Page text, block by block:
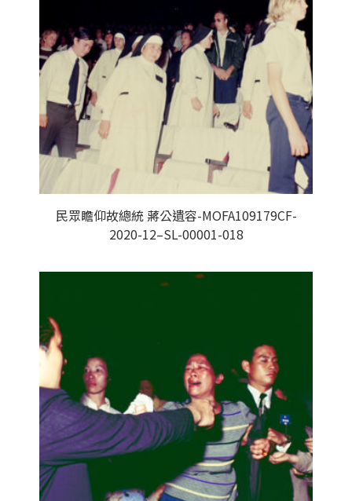
民眾瞻仰故總統 蔣公遺容-MOFA109179CF-
2020-12–SL-00001-018